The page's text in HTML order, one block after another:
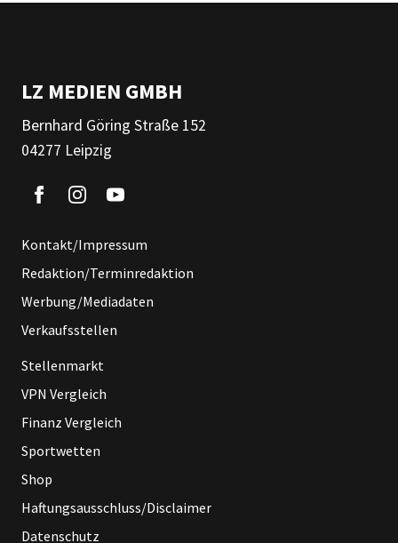
LZ MEDIEN GMBH
Bernhard Göring Straße 152
04277 Leipzig
Kontakt/Impressum
Redaktion/Terminredaktion
Werbung/Mediadaten
Verkaufsstellen
Stellenmarkt
VPN Vergleich
Finanz Vergleich
Sportwetten
Shop
Haftungsausschluss/Disclaimer
Datenschutz